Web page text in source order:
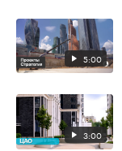
5:00
3:00